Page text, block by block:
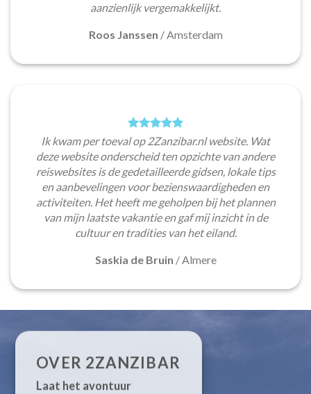
aanzienlijk vergemakkelijkt.
Roos Janssen /Amsterdam
Ik kwam per toeval op 2Zanzibar.nl website. Wat
deze website onderscheid ten opzichte van andere
reiswebsites is de gedetailleerde gidsen, lokale tips
en aanbevelingen voor bezienswaardigheden en
activiteiten. Het heeft me geholpen bij het plannen
van mijn laatste vakantie en gaf mij inzicht in de
cultuur en tradities van het eiland.
Saskia de Bruin /Almere
OVER 2ZANZIBAR
Laat het avontuur